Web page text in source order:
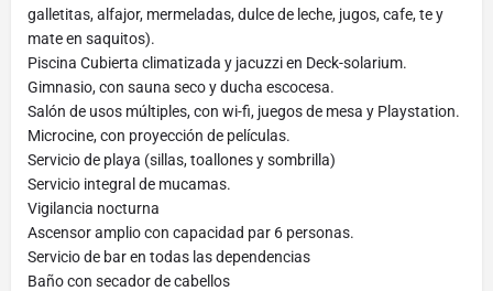
galletitas, alfajor, mermeladas, dulce de leche, jugos, cafe, te y
mate en saquitos).
Piscina Cubierta climatizada y jacuzzi en Deck-solarium.
Gimnasio, con sauna seco y ducha escocesa.
Salón de usos múltiples, con wi-fi, juegos de mesa y Playstation.
Microcine, con proyección de películas.
Servicio de playa (sillas, toallones y sombrilla)
Servicio integral de mucamas.
Vigilancia nocturna
Ascensor amplio con capacidad par 6 personas.
Servicio de bar en todas las dependencias
Baño con secador de cabellos